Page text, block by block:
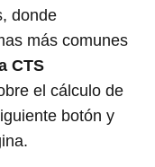
donde
más comunes
CTS
el cálculo de
botón y